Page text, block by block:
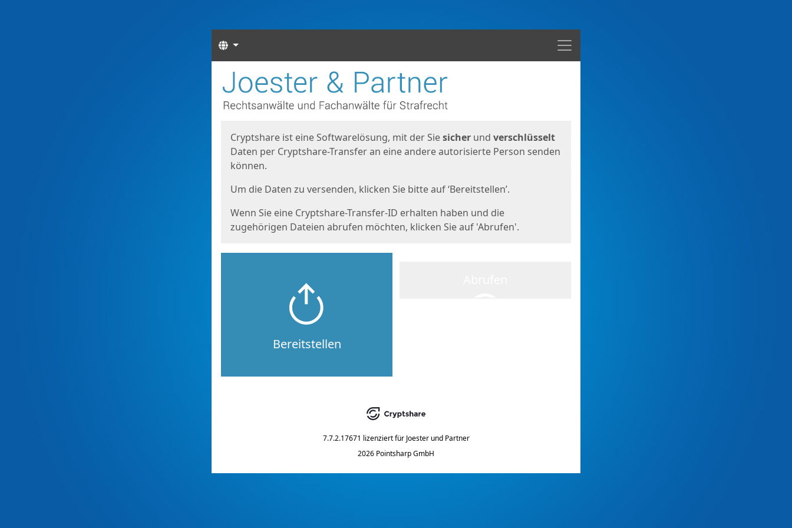
Menü
Sprachen
Start
Cryptshare ist eine Softwarelösung, mit der Siesicher und verschlüsselt
Daten per Cryptshare-Transfer an eine andere autorisierte Person senden
können.
Um die Daten zu versenden, klicken Sie bitte auf ‘Bereitstellen’.
Wenn Sie eine Cryptshare-Transfer-ID erhalten haben und die
zugehörigen Dateien abrufen möchten, klicken Sie auf 'Abrufen'.
Bereitstellen
7.7.2.17671 lizenziert für Joester und Partner
2026 Pointsharp GmbH